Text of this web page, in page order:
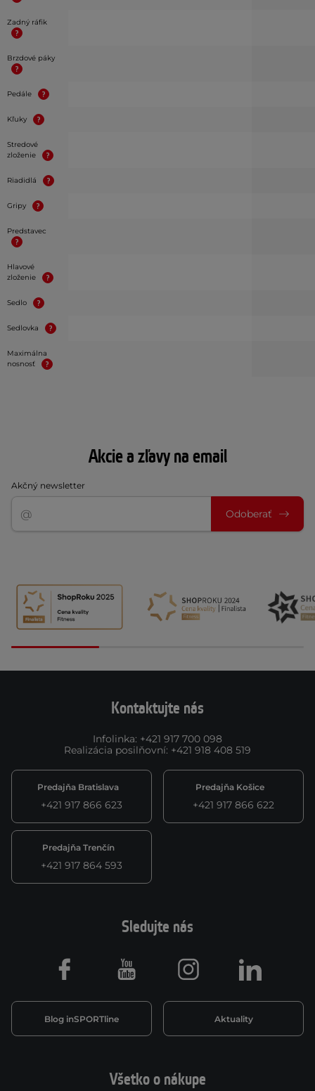
Zadný ráfik
Brzdové páky
Pedále
Kľuky
Stredové
zloženie
Riadidlá
Gripy
Predstavec
Hlavové
zloženie
Sedlo
Sedlovka
Maximálna
nosnosť
Akcie a zľavy na email
Akčný newsletter
Odoberať
Kontaktujte nás
Infolinka: +421 917 700 098
Realizácia posilňovní: +421 918 408 519
Predajňa Bratislava
+421 917 866 623
Predajňa Košice
+421 917 866 622
Predajňa Trenčín
+421 917 864 593
Všetko o nákupe
Sledujte nás
Blog inSPORTline Aktuality
Facebook Youtube Instagram LinkedIn